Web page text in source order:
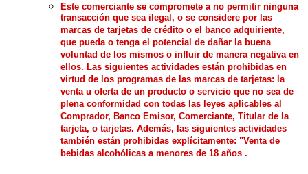
Este comerciante se compromete a no permitir ninguna
transacción que sea ilegal, o se considere por las
marcas de tarjetas de crédito o el banco adquiriente,
que pueda o tenga el potencial de dañar la buena
voluntad de los mismos o influir de manera negativa en
ellos. Las siguientes actividades están prohibidas en
virtud de los programas de las marcas de tarjetas: la
venta u oferta de un producto o servicio que no sea de
plena conformidad con todas las leyes aplicables al
Comprador, Banco Emisor, Comerciante, Titular de la
tarjeta, o tarjetas. Además, las siguientes actividades
también están prohibidas explícitamente: "Venta de
bebidas alcohólicas a menores de 18 años .